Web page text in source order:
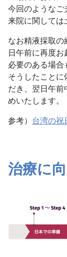
今回のような
来院に関しては
なお精液採取
日午前に再度
必要のある場合
そうしたこと
だき、翌日午
めいたします。
参考） 台湾の
治療に